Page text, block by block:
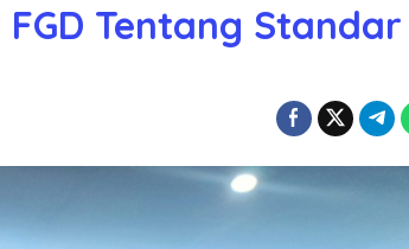
n
k
m
Tentang Standar